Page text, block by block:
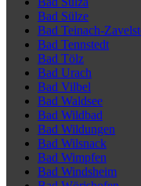
Bad Sülze
Bad Teinach-
Bad Tennstedt
Bad Tölz
Bad Urach
Bad Vilbel
Bad Waldsee
Bad Wildbad
Bad Wildungen
Bad Wilsnack
Bad Wimpfen
Bad Windsheim